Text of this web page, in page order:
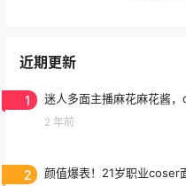
近期更新
1 迷人多面主播麻花麻花酱
2 年前
2 颜值爆表！21岁职业coser